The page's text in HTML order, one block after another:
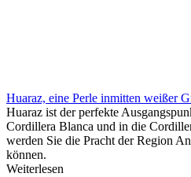
Huaraz, eine Perle inmitten weißer
Huaraz ist der perfekte
Cordillera Blanca und in die
werden Sie die Pracht der Region
können.
Weiterlesen